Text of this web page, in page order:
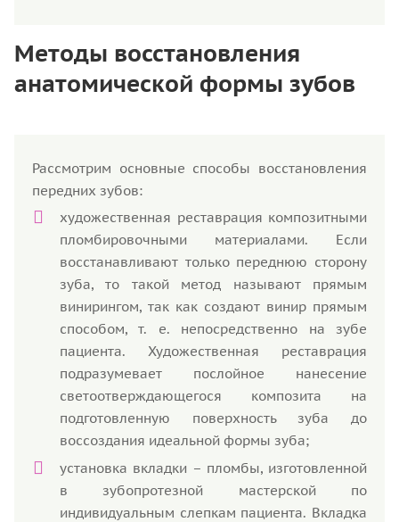
Методы восстановления
анатомической формы зубов
Рассмотрим основные способы восстановления
передних зубов:
художественная реставрация композитными
пломбировочными материалами. Если
восстанавливают только переднюю сторону
зуба, то такой метод называют прямым
винирингом, так как создают винир прямым
способом, т. е. непосредственно на зубе
пациента. Художественная реставрация
подразумевает послойное нанесение
светоотверждающегося композита на
подготовленную поверхность зуба до
воссоздания идеальной формы зуба;
установка вкладки – пломбы, изготовленной
в зубопротезной мастерской по
индивидуальным слепкам пациента. Вкладка